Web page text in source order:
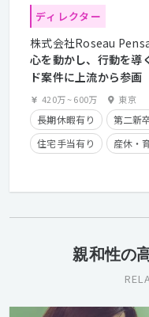
ディレクター
株式会社Roseau
心を動かし、行動を導
ド案件に上流から参画
420万~600万 東京
長期休暇有り 第二新
住宅手当有り
産休・
親和性の